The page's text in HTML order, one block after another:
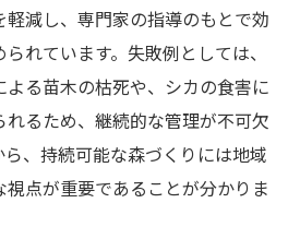
減し、専門家の指導のもとで効
れています。失敗例としては、
る苗木の枯死や、シカの食害に
れるため、継続的な管理が不可欠
、持続可能な森づくりには地域
点が重要であることが分かりま